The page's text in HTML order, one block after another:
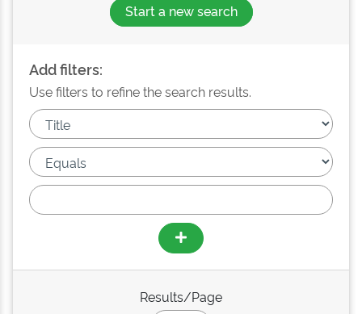
Start a new search
Add filters:
Use filters to refine the search results.
Results/Page